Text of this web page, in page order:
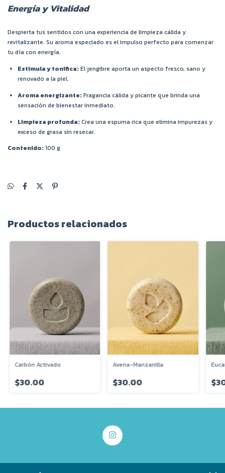
Energía y Vitalidad
Despierta tus sentidos con una experiencia de limpieza cálida y
revitalizante. Su aroma especiado es el impulso perfecto para comenzar
tu día con energía.
Estimula y tonifica:El jengibre aporta un aspecto fresco, sano y
renovado a la piel.
Aroma energizante:Fragancia cálida y picante que brinda una
sensación de bienestar inmediato.
Limpieza profunda:Crea una espuma rica que elimina impurezas y
exceso de grasa sin resecar.
Contenido:100 g
Productos relacionados
Carbón Activado
$30.00
Avena-Manzanilla
$30.00